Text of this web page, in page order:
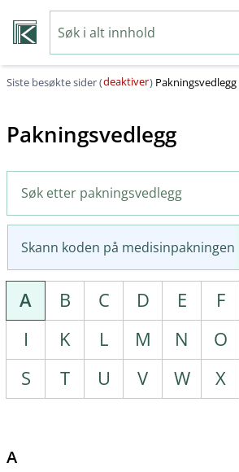
Siste besøkte sider (deaktiver) Pakningsvedlegg
Pakningsvedlegg
Skann koden på medisinpakningen
A B C D E F
I
K L M N O
S
T U V W X
A